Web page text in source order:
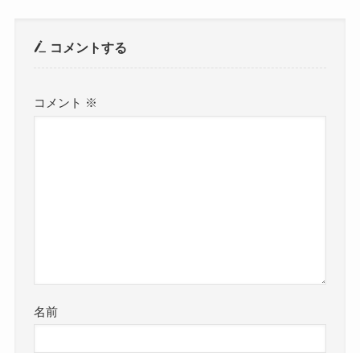
コメントする
コメント ※
名前